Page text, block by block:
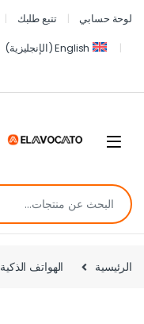
لوحة حسابي تتبع طلبك
English
(الإنجليزية)
الرئيسية الهواتف الذكية